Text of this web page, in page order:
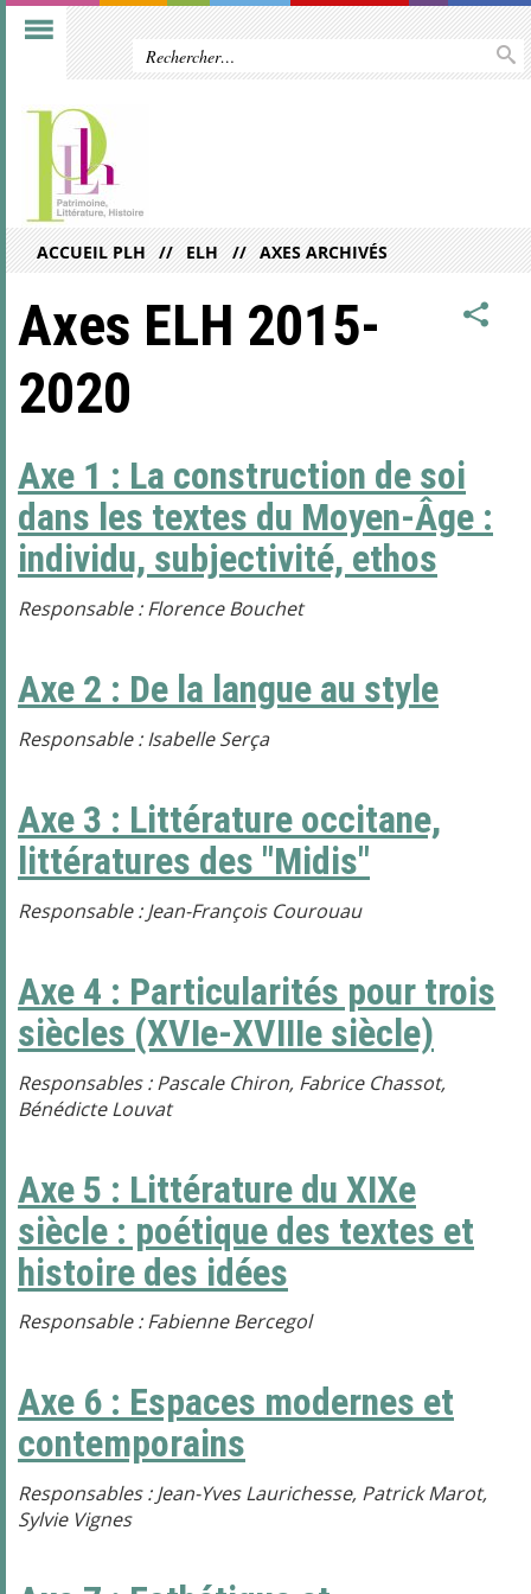
ACCUEIL PLH ELH AXES ARCHIVÉS
Axes ELH 2015-
2020
Axe 1 : La construction de soi
dans les textes du Moyen-Âge :
individu, subjectivité, ethos
Responsable : Florence Bouchet
Axe 2 : De la langue au style
Responsable : Isabelle Serça
Axe 3 : Littérature occitane,
littératures des "Midis"
Responsable : Jean-François Courouau
Axe 4 : Particularités pour trois
siècles (XVIe-XVIIIe siècle)
Responsables : Pascale Chiron, Fabrice Chassot,
Bénédicte Louvat
Axe 5 : Littérature du XIXe
siècle : poétique des textes et
histoire des idées
Responsable : Fabienne Bercegol
Axe 6 : Espaces modernes et
contemporains
Responsables : Jean-Yves Laurichesse, Patrick Marot,
Sylvie Vignes